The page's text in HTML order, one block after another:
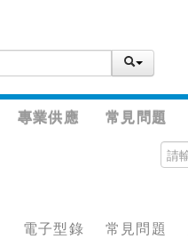
專業供應 常見問題
電子型錄 常見問題